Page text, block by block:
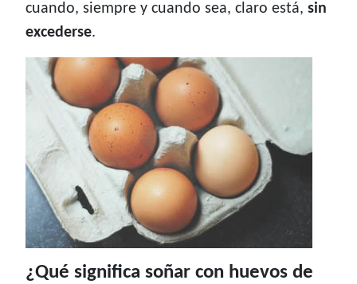
cuando, siempre y cuando sea, claro está, sin
excederse.
¿Qué significa soñar con huevos de